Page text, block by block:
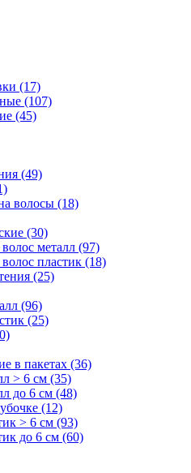
(17)
(107)
(45)
(49)
волосы (18)
(30)
металл (97)
пластик (18)
(25)
(96)
(25)
в пакетах (36)
> 6 см (35)
до 6 см (48)
(12)
> 6 см (93)
до 6 см (60)